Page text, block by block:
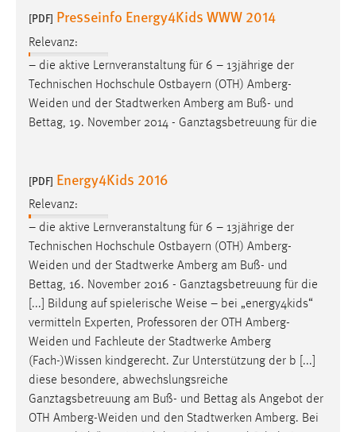
[PDF] Presseinfo Energy4Kids WWW 2014
Relevanz:
– die aktive Lernveranstaltung für 6 – 13jährige der
Technischen Hochschule Ostbayern (OTH) Amberg-
Weiden und der Stadtwerken Amberg am Buß- und
Bettag, 19. November 2014 - Ganztagsbetreuung für die
[PDF] Energy4Kids 2016
Relevanz:
– die aktive Lernveranstaltung für 6 – 13jährige der
Technischen Hochschule Ostbayern (OTH) Amberg-
Weiden und der Stadtwerke Amberg am Buß- und
Bettag, 16. November 2016 - Ganztagsbetreuung für die
[...] Bildung auf spielerische Weise – bei „energy4kids“
vermitteln Experten, Professoren der OTH Amberg-
Weiden und Fachleute der Stadtwerke Amberg
(Fach-)Wissen kindgerecht. Zur Unterstützung der b [...]
diese besondere, abwechslungsreiche
Ganztagsbetreuung am Buß- und Bettag als Angebot der
OTH Amberg-Weiden und den Stadtwerken Amberg. Bei